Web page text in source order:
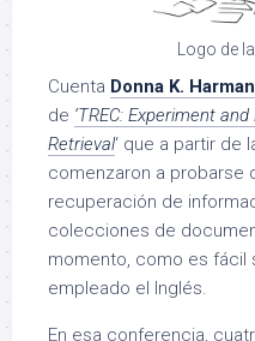
Logo de
Cuenta Donna K. Harman
de ‘TREC: Experiment
Retrieval‘ que a partir de
comenzaron a probarse
recuperación de
colecciones de
momento, como es fácil
empleado el Inglés.
En esa conferencia,